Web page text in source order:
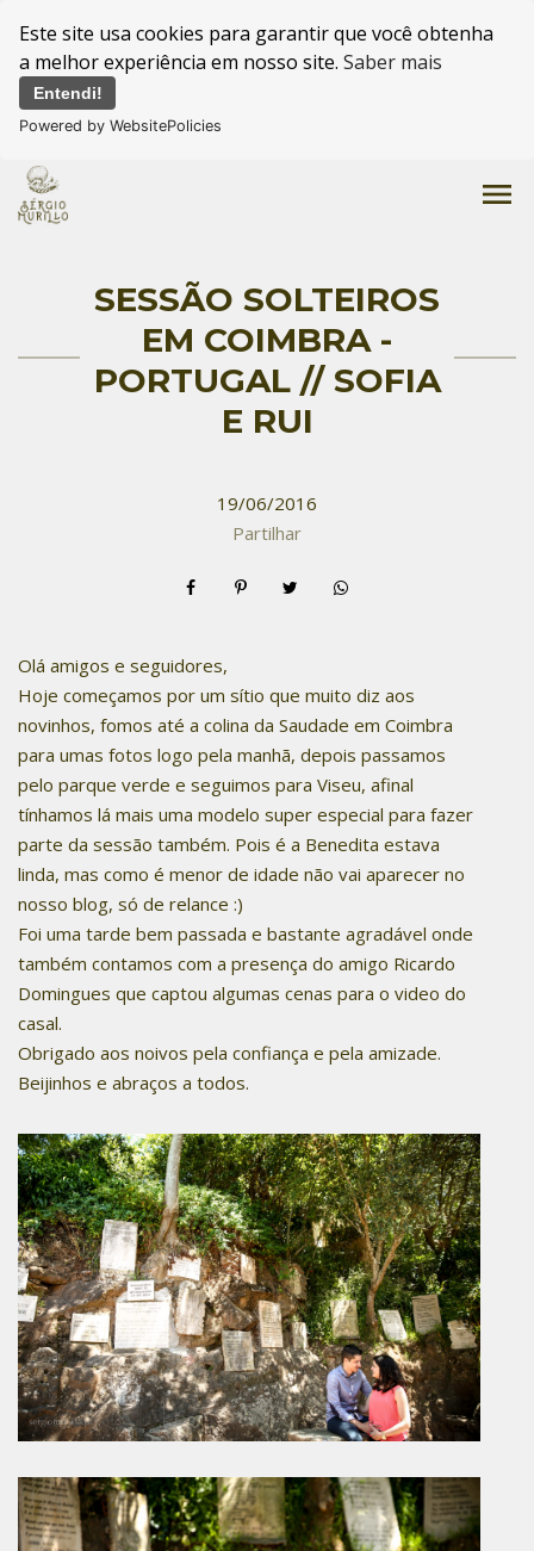
Este site usa cookies para garantir que você obtenha
a melhor experiência em nosso site. Saber mais
Entendi!
Powered by WebsitePolicies
menu
SESSÃO SOLTEIROS
EM COIMBRA -
PORTUGAL // SOFIA
E RUI
19/06/2016
Partilhar
Olá amigos e seguidores,
Hoje começamos por um sítio que muito diz aos
novinhos, fomos até a colina da Saudade em Coimbra
para umas fotos logo pela manhã, depois passamos
pelo parque verde e seguimos para Viseu, afinal
tínhamos lá mais uma modelo super especial para fazer
parte da sessão também. Pois é a Benedita estava
linda, mas como é menor de idade não vai aparecer no
nosso blog, só de relance :)
Foi uma tarde bem passada e bastante agradável onde
também contamos com a presença do amigo Ricardo
Domingues que captou algumas cenas para o video do
casal.
Obrigado aos noivos pela confiança e pela amizade.
Beijinhos e abraços a todos.